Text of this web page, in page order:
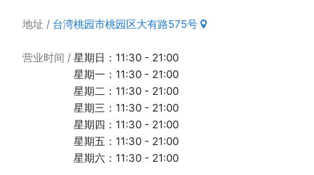
地址 台湾桃园市桃园区大有路575号
营业时间
星期日：11:30 - 21:00
星期一：11:30 - 21:00
星期二：11:30 - 21:00
星期三：11:30 - 21:00
星期四：11:30 - 21:00
星期五：11:30 - 21:00
星期六：11:30 - 21:00